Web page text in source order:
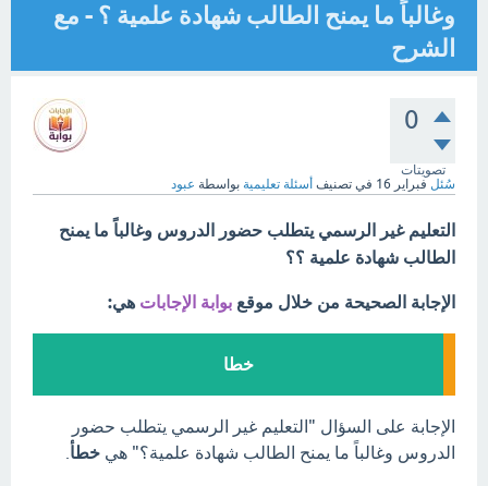
وغالباً ما يمنح الطالب شهادة علمية ؟ - مع
الشرح
0
تصويتات
سُئل فبراير 16 في تصنيف أسئلة تعليمية بواسطة عبود
التعليم غير الرسمي يتطلب حضور الدروس وغالباً ما يمنح
الطالب شهادة علمية ؟؟
الإجابة الصحيحة من خلال موقع بوابة الإجابات هي:
خطا
الإجابة على السؤال "التعليم غير الرسمي يتطلب حضور
الدروس وغالباً ما يمنح الطالب شهادة علمية؟" هي خطأ